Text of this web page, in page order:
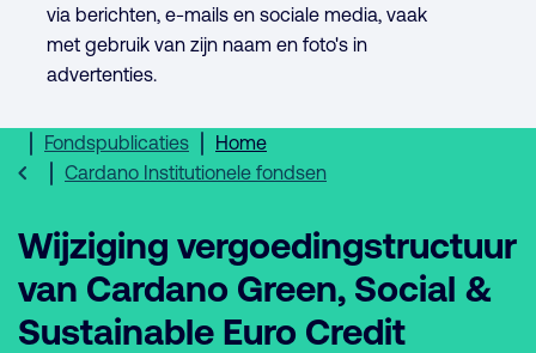
via berichten, e-mails en sociale media, vaak
met gebruik van zijn naam en foto's in
advertenties.
Home
Fondspublicaties
Cardano Institutionele fondsen
Wijziging vergoedingstructuur
van Cardano Green, Social &
Sustainable Euro Credit